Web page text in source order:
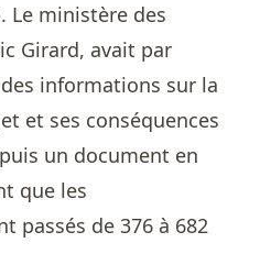
Le ministère des
Girard, avait par
informations sur la
et ses conséquences
un document en
que les
passés de 376 à 682